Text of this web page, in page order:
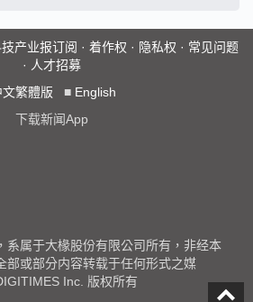
产业报订阅 · 着作权 · 隐私权 · 常见问题
· 人才招募
文繁體版 ■ English
下载新闻App
系属于大椽股份有限公司所有，非经本
部或部分内容转载于任何形式之媒
Inc. 版权所有